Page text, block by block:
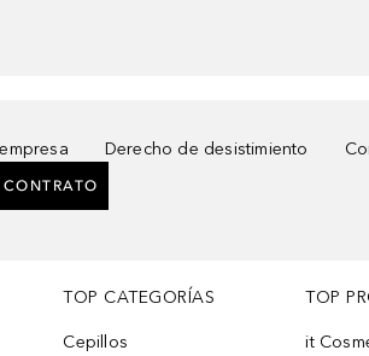
Derecho de desistimiento
TOP CATEGORÍAS
Cepillos
TOP
it